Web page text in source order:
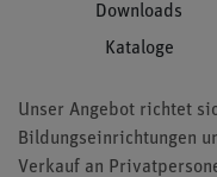
Downloads
Kataloge
Unser Angebot richtet
Bildungseinrichtungen
Verkauf an